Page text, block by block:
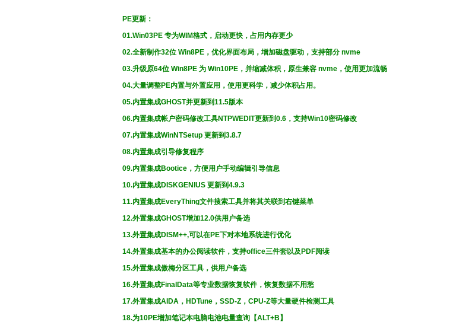
PE更新：
01.Win03PE 专为WIM格式，启动更快，占用内存更少
02.全新制作32位 Win8PE，优化界面布局，增加磁盘驱动，支持部分 nvme
03.升级原64位 Win8PE 为 Win10PE，并缩减体积，原生兼容 nvme，使用更加流畅
04.大量调整PE内置与外置应用，使用更科学，减少体积占用。
05.内置集成GHOST并更新到11.5版本
06.内置集成帐户密码修改工具NTPWEDIT更新到0.6，支持Win10密码修改
07.内置集成WinNTSetup 更新到3.8.7
08.内置集成引导修复程序
09.内置集成Bootice，方便用户手动编辑引导信息
10.内置集成DISKGENIUS 更新到4.9.3
11.内置集成EveryThing文件搜索工具并将其关联到右键菜单
12.外置集成GHOST增加12.0供用户备选
13.外置集成DISM++,可以在PE下对本地系统进行优化
14.外置集成基本的办公阅读软件，支持office三件套以及PDF阅读
15.外置集成傲梅分区工具，供用户备选
16.外置集成FinalData等专业数据恢复软件，恢复数据不用愁
17.外置集成AIDA，HDTune，SSD-Z，CPU-Z等大量硬件检测工具
18.为10PE增加笔记本电脑电池电量查询【ALT+B】